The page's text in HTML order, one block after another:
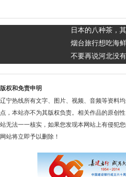
日本的八种茶，
烟台旅行想吃海
不要再说河北没
版权和免责申明
辽宁热线所有文字、图片、视频、音频等资料
点，本站亦不为其版权负责。相关作品的原创
站无法一一核实，如果您发现本网站上有侵犯
网站将立即予以删除！